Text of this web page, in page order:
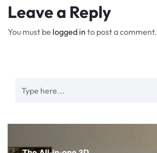
Leave a Reply
You must be logged in to post a comment.